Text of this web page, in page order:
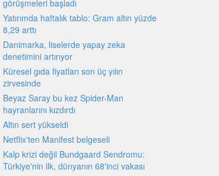
görüşmeleri başladı
Yatırımda haftalık tablo: Gram altın yüzde
8,29 arttı
Danimarka, liselerde yapay zeka
denetimini artırıyor
Küresel gıda fiyatları son üç yılın
zirvesinde
Beyaz Saray bu kez Spider-Man
hayranlarını kızdırdı
Altın sert yükseldi
Netflix'ten Manifest belgeseli
Kalp krizi değil Bundgaard Sendromu:
Türkiye'nin ilk, dünyanın 68'inci vakası